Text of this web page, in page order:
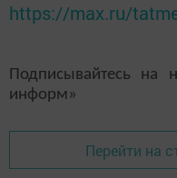
https://max.ru/
Подписывайтесь на
информ»
Перейти на